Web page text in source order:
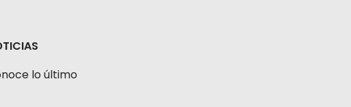
lo último